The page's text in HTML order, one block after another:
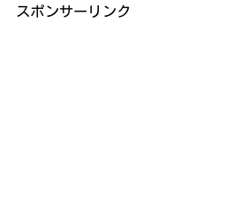
スポンサーリンク